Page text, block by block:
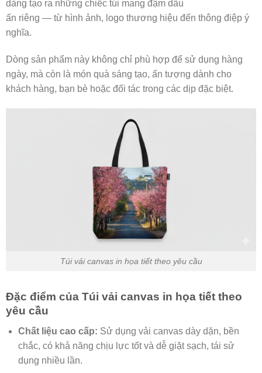
dàng tạo ra những chiếc túi mang đậm dấu
ấn riêng — từ hình ảnh, logo thương hiệu đến thông điệp ý
nghĩa.
Dòng sản phẩm này không chỉ phù hợp để sử dụng hàng
ngày, mà còn là món quà sáng tạo, ấn tượng dành cho
khách hàng, bạn bè hoặc đối tác trong các dịp đặc biệt.
Túi vải canvas in họa tiết theo yêu cầu
Đặc điểm của Túi vải canvas in họa tiết theo
yêu cầu
Chất liệu cao cấp: Sử dụng vải canvas dày dặn, bền
chắc, có khả năng chịu lực tốt và dễ giặt sạch, tái sử
dụng nhiều lần.